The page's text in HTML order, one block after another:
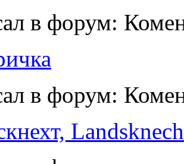
в форум:
в форум: